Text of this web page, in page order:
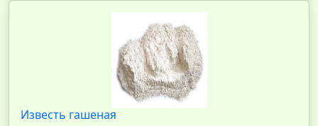
Известь гашеная